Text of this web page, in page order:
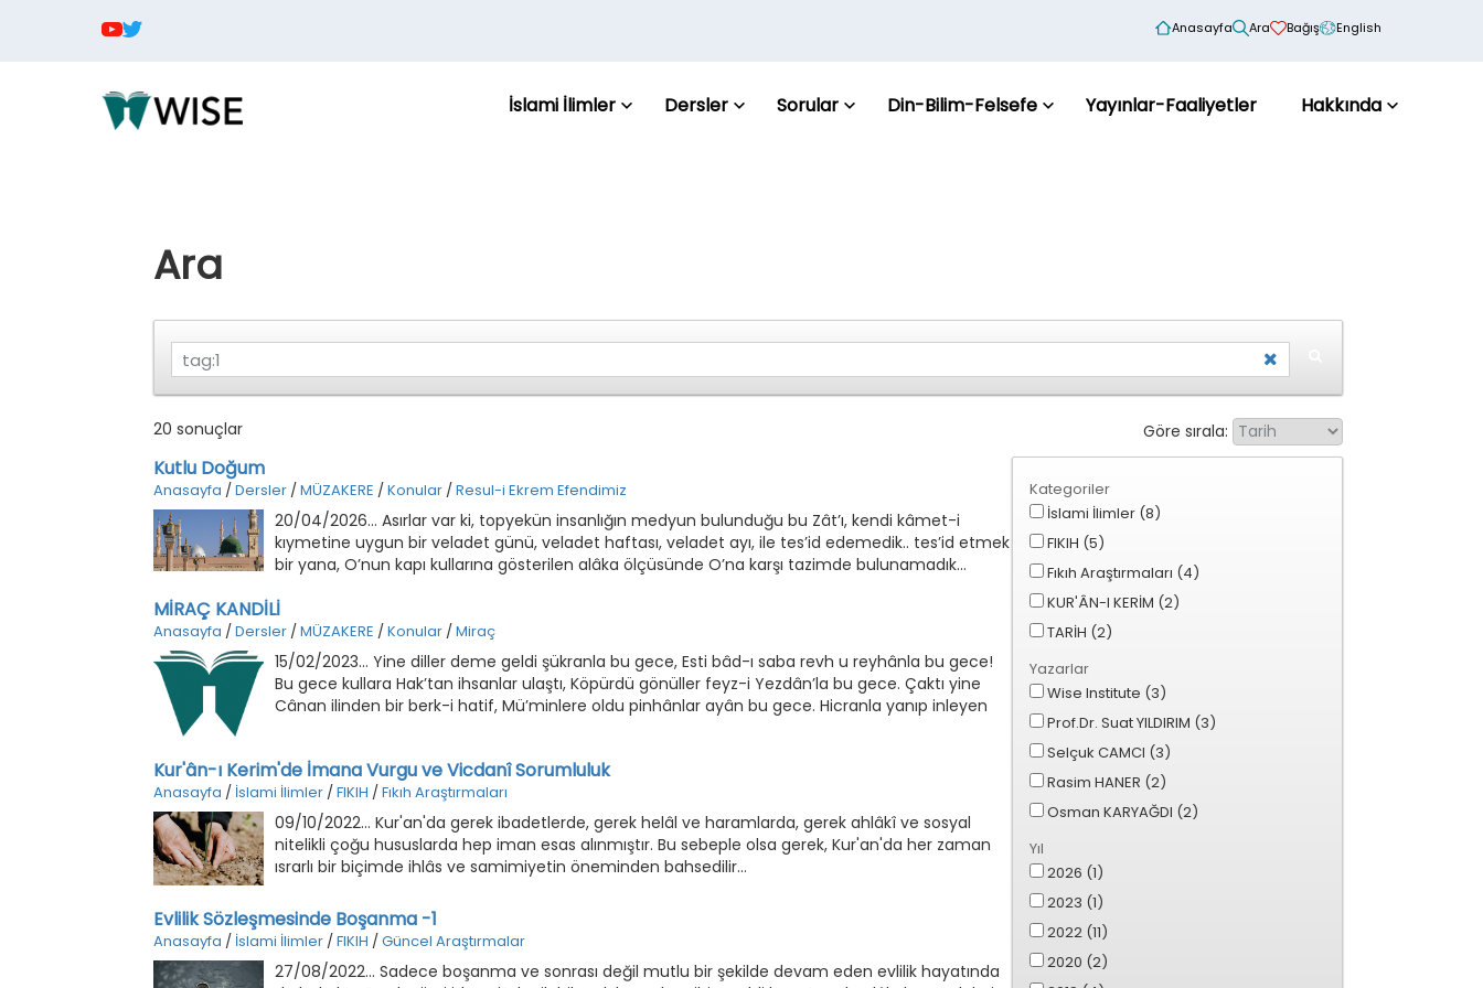
Anasayfa Ara Bağış English
İslami İlimler Dersler Sorular Din-Bilim-Felsefe Yayınlar-Faaliyetler Hakkında
Ara
20 sonuçlar Göre sırala:
Kutlu Doğum
Anasayfa / Dersler / MÜZAKERE / Konular / Resul-i Ekrem Efendimiz
20/04/2026... Asırlar var ki, topyekün insanlığın medyun bulunduğu bu Zât’ı, kendi kâmet-i
kıymetine uygun bir veladet günü, veladet haftası, veladet ayı, ile tes’id edemedik.. tes’id etmek
bir yana, O’nun kapı kullarına gösterilen alâka ölçüsünde O’na karşı tazimde bulunamadık...
MİRAÇ KANDİLİ
Anasayfa / Dersler / MÜZAKERE / Konular / Miraç
15/02/2023... Yine diller deme geldi şükranla bu gece, Esti bâd-ı saba revh u reyhânla bu gece!
Bu gece kullara Hak’tan ihsanlar ulaştı, Köpürdü gönüller feyz-i Yezdân’la bu gece. Çaktı yine
Cânan ilinden bir berk-i hatif, Mü’minlere oldu pinhânlar ayân bu gece. Hicranla yanıp inleyen
mücrimlerin affına ferman bu gece. Cem oldu bütün rûy-i siyah ne kadar varsa, İndi ruhlarına
Rahmet-i Rahman bu gece. M.Fethullah GÜLEN
Kur'ân-ı Kerim'de İmana Vurgu ve Vicdanî Sorumluluk
Anasayfa / İslami İlimler / FIKIH / Fıkıh Araştırmaları
09/10/2022... Kur'an'da gerek ibadetlerde, gerek helâl ve haramlarda, gerek ahlâkî ve sosyal
nitelikli çoğu hususlarda hep iman esas alınmıştır. Bu sebeple olsa gerek, Kur'an'da her zaman
ısrarlı bir biçimde ihlâs ve samimiyetin öneminden bahsedilir...
Evlilik Sözleşmesinde Boşanma -1
Anasayfa / İslami İlimler /FIKIH /Güncel Araştırmalar
27/08/2022... Sadece boşanma ve sonrası değil mutlu bir şekilde devam eden evlilik hayatında
Kategoriler
İslami İlimler (8)
FIKIH (5)
Fıkıh Araştırmaları (4)
KUR'ÂN-I KERİM (2)
TARİH (2)
Yazarlar
Wise Institute (3)
Prof.Dr. Suat YILDIRIM (3)
Selçuk CAMCI (3)
Rasim HANER (2)
Osman KARYAĞDI (2)
Yıl
2026 (1)
2023 (1)
2022 (11)
2020 (2)